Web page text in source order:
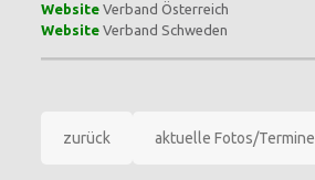
WebsiteVerband Österreich
WebsiteVerband Schweden
zurück aktuelle Fotos/Termine